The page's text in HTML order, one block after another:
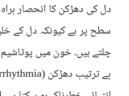
دل کی دھڑکن کا انحصار
چلتے ہیں۔ خون میں